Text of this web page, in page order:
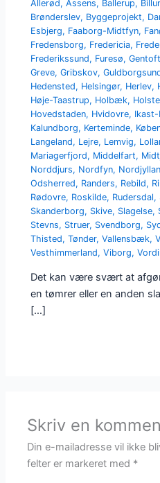
Allerød ,Assens, Ballerup,
Brønderslev, Byggeprojekt,
Esbjerg, Faaborg-Midtfyn,
Fredensborg, Fredericia,
Frederikssund, Furesø,
Greve,Gribskov,
Hedensted, Helsingør, Herlev,
Høje-Taastrup, Holbæk,
Hovedstaden, Hvidovre, Ikast-
Kalundborg, Kerteminde,
Langeland, Lejre, Lemvig,
Mariagerfjord, Middelfart,
Norddjurs, Nordfyn,
Odsherred, Randers, Rebild,
Rødovre, Roskilde, Rudersdal,
Skanderborg, Skive, Slagelse,
Stevns, Struer, Svendborg,
Thisted,Tønder,Vallensbæk,
Vesthimmerland,Viborg,
Det kan være svært at
en tømrer eller en anden
[…]
Skriv en
Din e-mailadresse vil ikke
felter er markeret med *